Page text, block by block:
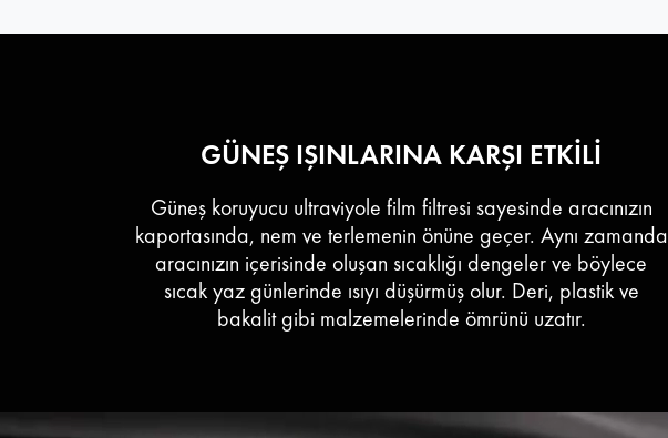
GÜNEŞ IŞINLARINA KARŞI ETKİLİ
Güneş koruyucu ultraviyole film filtresi sayesinde aracınızın
kaportasında, nem ve terlemenin önüne geçer. Aynı zamanda
aracınızın içerisinde oluşan sıcaklığı dengeler ve böylece
sıcak yaz günlerinde ısıyı düşürmüş olur. Deri, plastik ve
bakalit gibi malzemelerinde ömrünü uzatır.